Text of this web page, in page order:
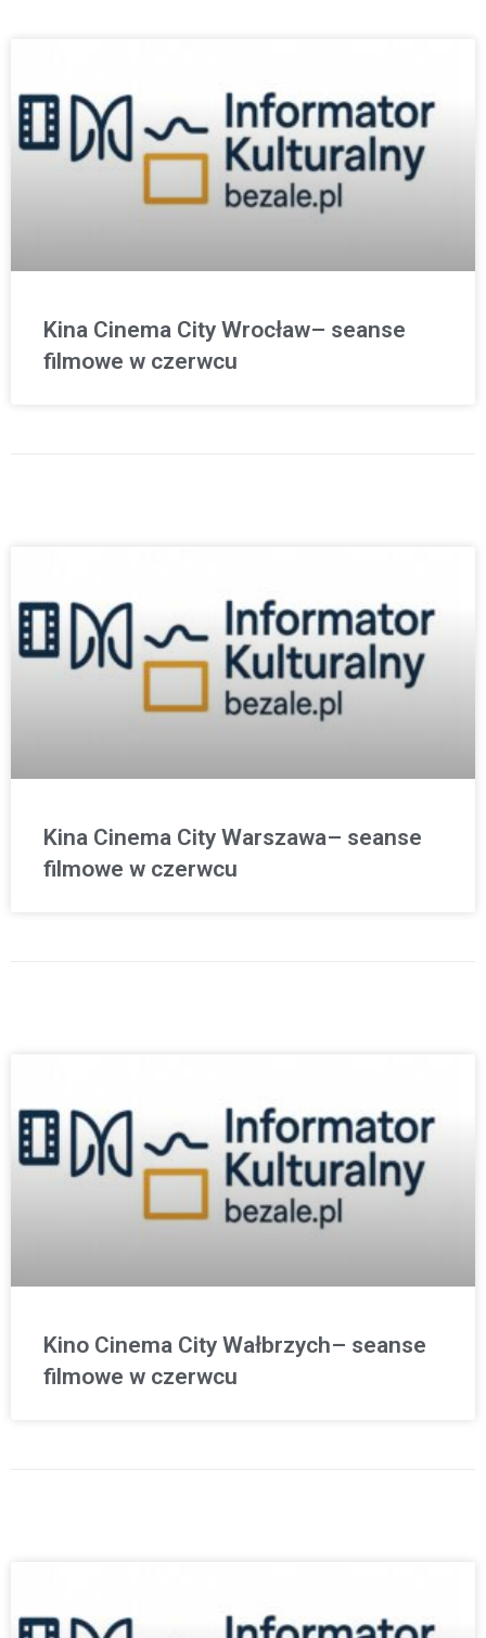
Kina Cinema City Wrocław– seanse
filmowe w czerwcu
Kina Cinema City Warszawa– seanse
filmowe w czerwcu
Kino Cinema City Wałbrzych– seanse
filmowe w czerwcu